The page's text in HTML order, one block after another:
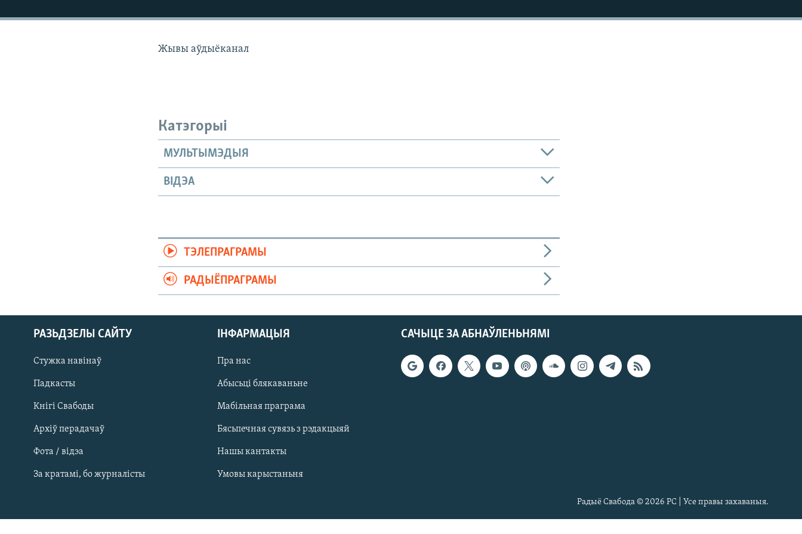
КАЛЯНДАР
НА ХВАЛЯХ СВАБОДЫ
САЧЫЦЕ ЗА АБНАЎЛЕНЬНЯМІ
Жывы аўдыёканал
Катэгорыі
МУЛЬТЫМЭДЫЯ
ВІДЭА
ТЭЛЕПРАГРАМЫ
РАДЫЁПРАГРАМЫ
САЧЫЦЕ ЗА АБНАЎЛЕНЬНЯМІ
РАЗЬДЗЕЛЫ САЙТУ
Стужка навінаў
Падкасты
Кнігі Свабоды
Архіў перадачаў
Фота / відэа
За кратамі, бо журналісты
ІНФАРМАЦЫЯ
Пра нас
Абысьці блякаваньне
Мабільная праграма
Бясьпечная сувязь з рэдакцыяй
Нашы кантакты
Умовы карыстаньня
Радыё Свабода © 2026 РС | Усе правы захаваныя.